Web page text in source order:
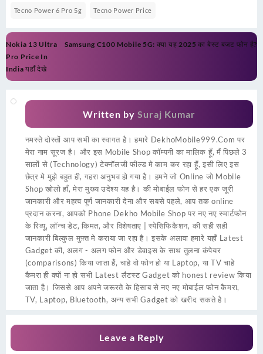
Tecno Power 6 Pro 5g Tecno Power Price
Post
navigation
Nokia 13 Ultra
Pro Price In
India यहाँ देखे
Samsung C100 Mobile 5G: क्या यह 2025 का बेस्ट बजट फोन है?
Written by Suraj Kumar
नमस्ते दोस्तों आप सभी का स्वागत है। हमारे DekhoMobile999.Com पर
मेरा नाम सूरज है। और इस Mobile Shop कॉम्पनी का मालिक हूँ, मैं पिछले 3
सालों से (Technology) टेक्नॉलजी फील्ड मे काम कर रहा हूँ, इसी लिए इस
छेत्र मे मुझे बहुत ही, गहरा अनुभव हो गया है। हमने जो Online जो Mobile
Shop खोलो हाँ, मेरा मुख्य उदेश्य यह है। की मोबाईल फोन से हर एक जूरी
जानकारी और महत्व पूर्ण जानकारी देना और सबसे पहले, आप तक online
प्रदान करना, आपको Phone Dekho Mobile Shop पर नए नए स्मार्टफोन
के रिव्यू, लॉन्च डेट, किमत, और विशेषताए | स्पेसिफिकैशन, की सही सही
जानकारी बिल्कुल मुफ़्त मे कराया जा रहा है। इसके अलावा हमारे यहाँ Latest
Gadget की, अलग - अलग फोन और डेवाइस के साथ तुलना कंपेयर
(comparisons) किया जाता हैं, चाहे वो फोन हो या Laptop, या TV चाहे
कैमरा ही क्यों ना हो सभी Latest लैटस्ट Gadget को honest review किया
जाता है। जिससे आप अपने जरूरते के हिसाब से नए नए मोबाईल फोन कैमरा,
TV, Laptop, Bluetooth, अन्य सभी Gadget को खरीद सकते है।
Leave a Reply